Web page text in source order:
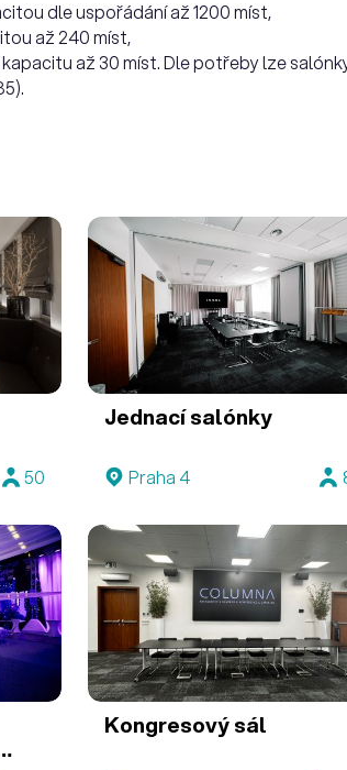
dle uspořádání až 1200 míst,
až 240 míst,
až 30 míst. Dle potřeby lze
50
Jednací salónky
Praha 4
Kongresový sál